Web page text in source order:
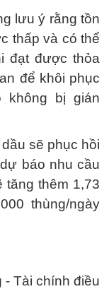
lưu ý rằng tồn
thấp và có thể
đạt được thỏa
để khôi phục
không bị gián
sẽ phục hồi
báo nhu cầu
tăng thêm 1,73
thùng/ngày
- Tài chính điều